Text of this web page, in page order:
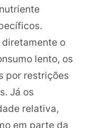
diretamente o
lento, os
por restrições
Já os
relativa,
em parte da